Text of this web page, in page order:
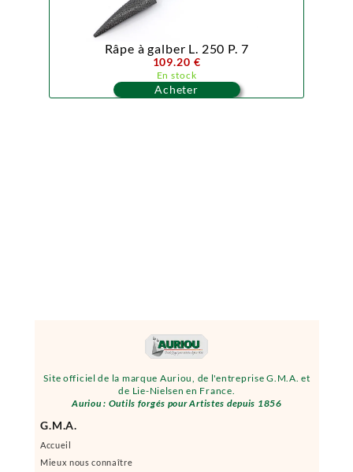
Site officiel de la marque Auriou, de l'entreprise G.M.A. et
de Lie-Nielsen en France.
Auriou : Outils forgés pour Artistes depuis 1856
G.M.A.
Accueil
Mieux nous connaître
Râpe à galber L. 250 P. 7
109.20 €
En stock
Acheter